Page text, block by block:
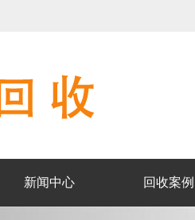
新闻中心 回收案例